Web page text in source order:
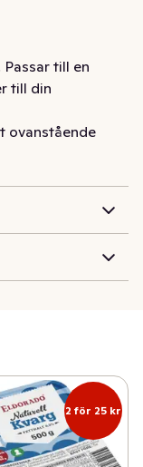
till en
till din
ovanstående
2 för 25 kr